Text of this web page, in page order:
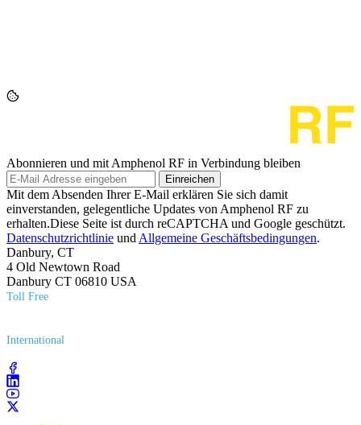
Abonnieren und mit Amphenol RF in Verbindung bleiben
Einreichen
Mit dem Absenden Ihrer E-Mail erklären Sie sich damit
einverstanden, gelegentliche Updates von Amphenol RF zu
erhalten.Diese Seite ist durch reCAPTCHA und Google geschützt.
Datenschutzrichtlinie und Allgemeine Geschäftsbedingungen.
Danbury, CT
4 Old Newtown Road
Danbury CT 06810 USA
Toll Free
International